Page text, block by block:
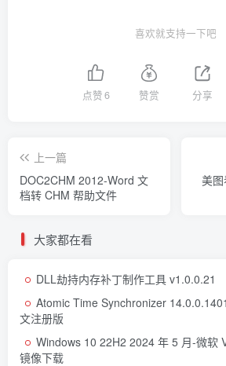
喜欢就支持一下吧
点赞6 赞赏 分享
上一篇
DOC2CHM 2012-Word 文
档转 CHM 帮助文件
美
大家都在看
DLL劫持内存补丁制作工具 v1.0.0.21
Atomic Time Synchronizer
文注册版
Windows 10 22H2 2024 年 5 月-微软
镜像下载